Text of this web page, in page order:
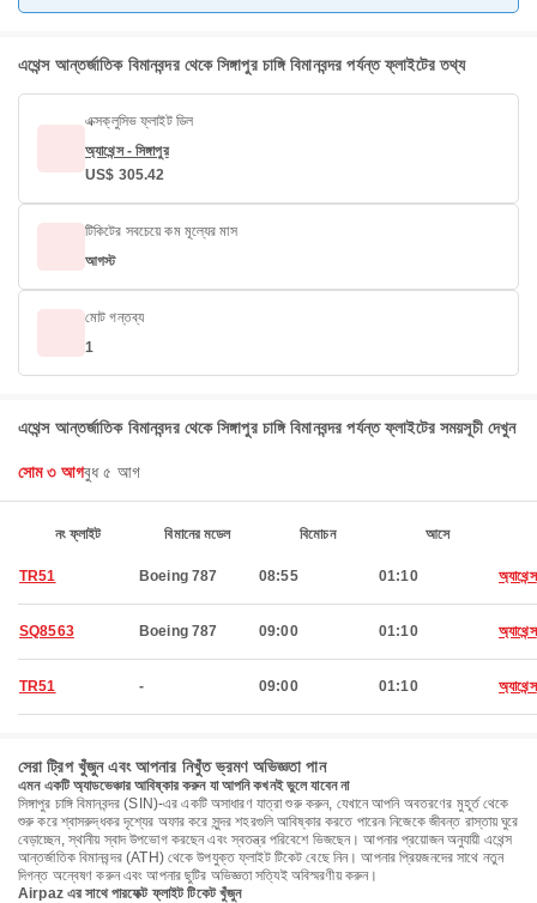
এথেন্স আন্তর্জাতিক বিমানবন্দর থেকে সিঙ্গাপুর চাঙ্গি বিমানবন্দর পর্যন্ত ফ্লাইটের তথ্য
এক্সক্লুসিভ ফ্লাইট ডিল
অ্যাথেন্স - সিঙ্গাপুর
US$ 305.42
টিকিটের সবচেয়ে কম মূল্যের মাস
আগস্ট
মোট গন্তব্য
1
এথেন্স আন্তর্জাতিক বিমানবন্দর থেকে সিঙ্গাপুর চাঙ্গি বিমানবন্দর পর্যন্ত ফ্লাইটের সময়সূচী দেখুন
সোম ৩ আগবুধ ৫ আগ
নং ফ্লাইট বিমানের মডেল বিমোচন আসে
TR51 Boeing 787 08:55 01:10 অ্যাথেন্স
SQ8563 Boeing 787 09:00 01:10 অ্যাথেন্স
TR51 - 09:00 01:10 অ্যাথেন্স
সেরা ট্রিপ খুঁজুন এবং আপনার নিখুঁত ভ্রমণ অভিজ্ঞতা পান
এমন একটি অ্যাডভেঞ্চার আবিষ্কার করুন যা আপনি কখনই ভুলে যাবেন না
সিঙ্গাপুর চাঙ্গি বিমানবন্দর (SIN)-এর একটি অসাধারণ যাত্রা শুরু করুন, যেখানে আপনি অবতরণের মুহূর্ত থেকে
শুরু করে শ্বাসরুদ্ধকর দৃশ্যের অফার করে সুন্দর শহরগুলি আবিষ্কার করতে পারেন৷ নিজেকে জীবন্ত রাস্তায় ঘুরে
বেড়াচ্ছেন, স্থানীয় স্বাদ উপভোগ করছেন এবং স্বতন্ত্র পরিবেশে ভিজছেন। আপনার প্রয়োজন অনুযায়ী এথেন্স
আন্তর্জাতিক বিমানবন্দর (ATH) থেকে উপযুক্ত ফ্লাইট টিকেট বেছে নিন। আপনার প্রিয়জনদের সাথে নতুন
দিগন্ত অন্বেষণ করুন এবং আপনার ছুটির অভিজ্ঞতা সত্যিই অবিস্মরণীয় করুন।
Airpaz এর সাথে পারফেক্ট ফ্লাইট টিকেট খুঁজুন